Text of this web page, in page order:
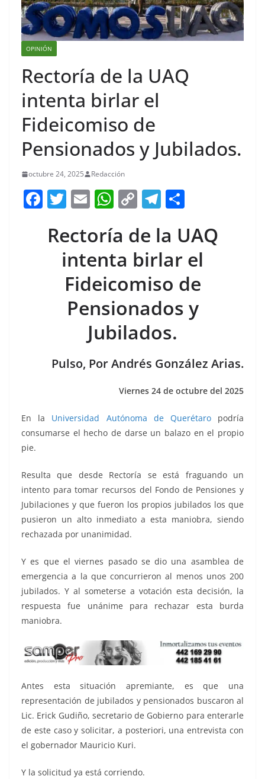
OPINIÓN
Rectoría de la UAQ
intenta birlar el
Fideicomiso de
Pensionados y Jubilados.
octubre 24, 2025 Redacción
F
c
T
itt
er
E
ai
l
W
at
s
A
p
p
C
p
y
Li
n
k
T
e
gr
a
m
ar
e
Rectoría de la UAQ
intenta birlar el
Fideicomiso de
Pensionados y
Jubilados.
Pulso, Por Andrés González Arias.
Viernes 24 de octubre del 2025
En la Universidad Autónoma de Querétaropodría
consumarse el hecho de darse un balazo en el propio
pie.
Resulta que desde Rectoría se está fraguando un
intento para tomar recursos del Fondo de Pensiones y
Jubilaciones y que fueron los propios jubilados los que
pusieron un alto inmediato a esta maniobra, siendo
rechazada por unanimidad.
Y es que el viernes pasado se dio una asamblea de
emergencia a la que concurrieron al menos unos 200
jubilados. Y al someterse a votación esta decisión, la
respuesta fue unánime para rechazar esta burda
maniobra.
Antes esta situación apremiante, es que una
representación de jubilados y pensionados buscaron al
Lic. Erick Gudiño, secretario de Gobierno para enterarle
de este caso y solicitar, a posteriori, una entrevista con
el gobernador Mauricio Kuri.
Y la solicitud ya está corriendo.